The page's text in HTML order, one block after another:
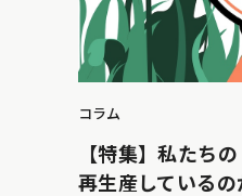
コラム
【特集】私たち
再生産している